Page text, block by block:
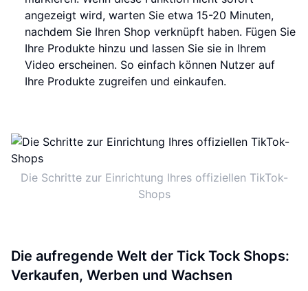
angezeigt wird, warten Sie etwa 15-20 Minuten,
nachdem Sie Ihren Shop verknüpft haben. Fügen Sie
Ihre Produkte hinzu und lassen Sie sie in Ihrem
Video erscheinen. So einfach können Nutzer auf
Ihre Produkte zugreifen und einkaufen.
Die Schritte zur Einrichtung Ihres offiziellen TikTok-
Shops
Die aufregende Welt der Tick Tock Shops:
Verkaufen, Werben und Wachsen